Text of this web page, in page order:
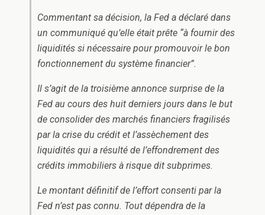
Commentant sa décision, la Fed a déclaré dans
un communiqué qu’elle était prête “à fournir des
liquidités si nécessaire pour promouvoir le bon
fonctionnement du système financier”.
Il s’agit de la troisième annonce surprise de la
Fed au cours des huit derniers jours dans le but
de consolider des marchés financiers fragilisés
par la crise du crédit et l’assèchement des
liquidités qui a résulté de l’effondrement des
crédits immobiliers à risque dit subprimes.
Le montant définitif de l’effort consenti par la
Fed n’est pas connu. Tout dépendra de la